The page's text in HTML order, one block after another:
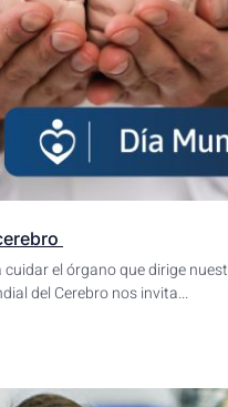
el órgano que dirige
del Cerebro nos invita...